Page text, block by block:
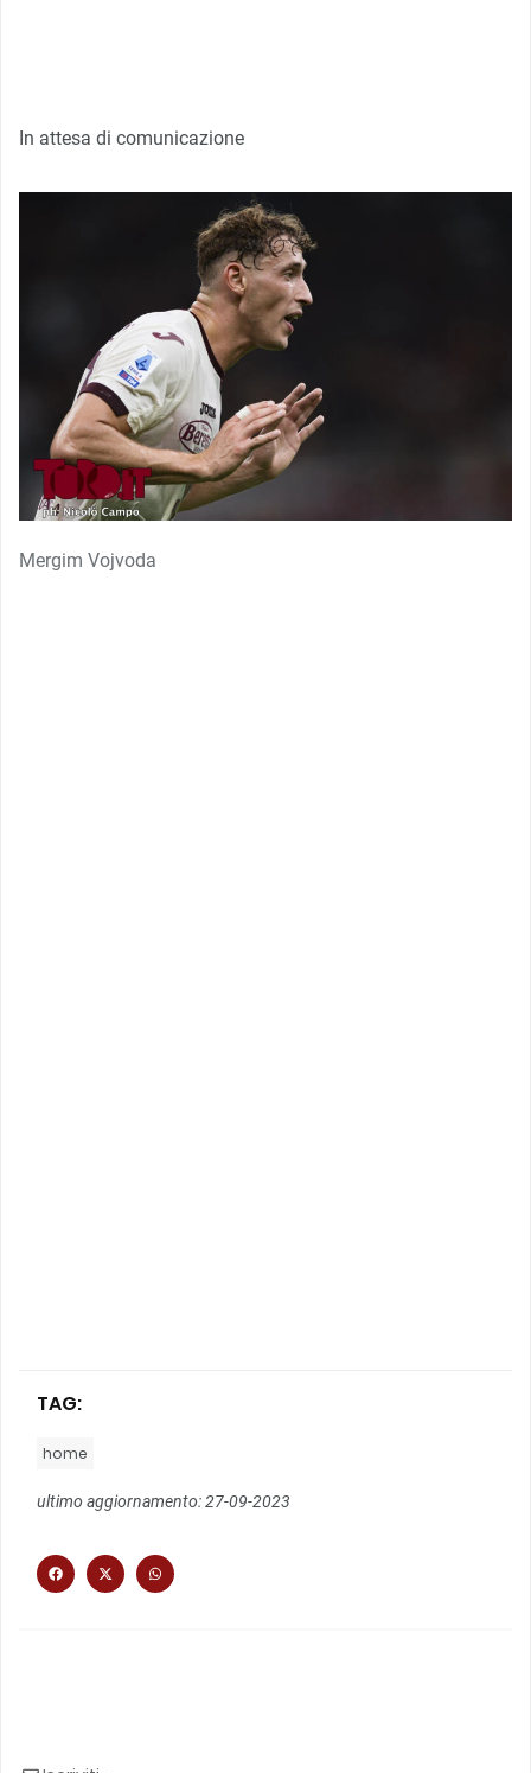
In attesa di comunicazione
Mergim Vojvoda
TAG:
home
ultimo aggiornamento: 27-09-2023